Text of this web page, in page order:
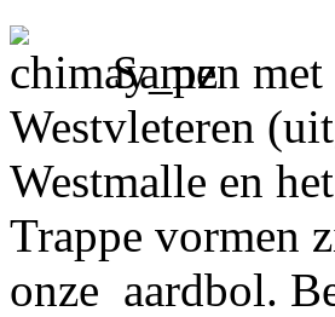
Samen
Westvleteren
Westmalle en
Trappe vormen
onze aardbol.